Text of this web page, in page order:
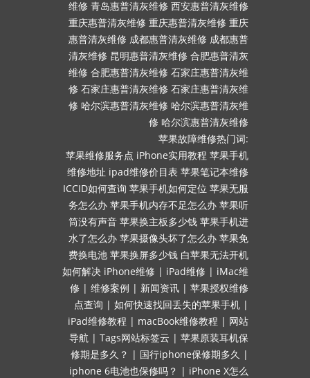
维修 青岛惠普清灰维修 西安惠普清灰维修
重庆惠普清灰维修 重庆惠普清灰维修 重庆
惠普清灰维修 成都惠普清灰维修 成都惠普
清灰维修 昆明惠普清灰维修 合肥惠普清灰
维修 合肥惠普清灰维修 石家庄惠普清灰维
修 石家庄惠普清灰维修 石家庄惠普清灰维
修 哈尔滨惠普清灰维修 哈尔滨惠普清灰维
修 哈尔滨惠普清灰维修
苹果故障维修热门词:
苹果维修服务点 iPhone实用教程 苹果手机
维修地址 ipad维修价目表 苹果笔记本维修
ICCID如何查询 苹果手机如何定位 苹果无服
务怎么办 苹果手机内存不足怎么办 苹果听
筒没有声音 苹果换主板多少钱 苹果手机进
水了怎么办 苹果摄像头坏了怎么办 苹果免
费换电池 苹果换屏多少钱 白苹果无法开机
如何解决 iPhone维修 | iPad维修 | iMac维
修 | 维修案例 | 新闻资讯 | 苹果授权维修
点查询 | 如何快速找回丢失的苹果手机 |
iPad维修教程 | macBook维修教程 | 网站
导航 | Tags网站标签云 | 苹果原装耳机保
修期是多久？ | 国行iphone保修期多久 |
iphone 6电池也保修吗？ | iPhone X怎么